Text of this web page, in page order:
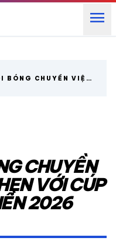
menu
expand_more
BÓNG CHUYỀN VIỆT
CHUYỀN
VỚI CÚP
2026